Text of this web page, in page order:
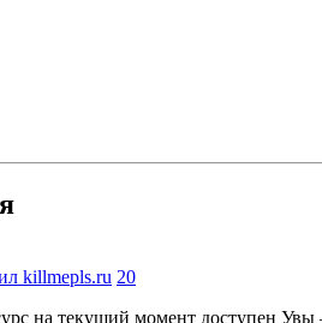
killmepls.ru 20
на текущий момент доступен